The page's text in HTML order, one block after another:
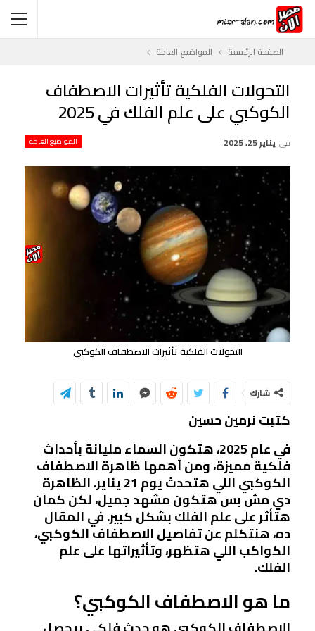
الصفحة الرئيسية المواضيع العامة
التحولات الفلكية تأثيرات الاصطفاف
الكوكبي على علم الفلك في 2025
المواضيع العامة في يناير 25, 2025
التحولات الفلكية تأثيرات الاصطفاف الكوكبي
شارك
كتبت نرمين حسين
في عام 2025، هتكون السماء مليانة بأحداث
فلكية مميزة، ومن أهمها ظاهرة الاصطفاف
الكوكبي اللي هتحدث يوم 21 يناير. الظاهرة
دي مش بس هتكون مشهد جميل، لكن كمان
هتأثر على علم الفلك بشكل كبير. في المقال
ده، هنتكلم عن تفاصيل الاصطفاف الكوكبي،
الكواكب اللي هتظهر، وتأثيراتها على علم
الفلك.
ما هو الاصطفاف الكوكبي؟